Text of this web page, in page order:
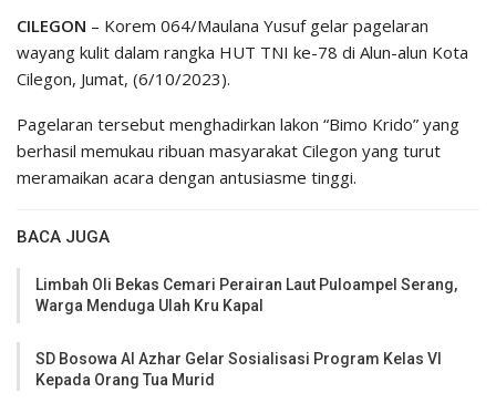
CILEGON – Korem 064/Maulana Yusuf gelar pagelaran
wayang kulit dalam rangka HUT TNI ke-78 di Alun-alun Kota
Cilegon, Jumat, (6/10/2023).
Pagelaran tersebut menghadirkan lakon “Bimo Krido” yang
berhasil memukau ribuan masyarakat Cilegon yang turut
meramaikan acara dengan antusiasme tinggi.
BACA JUGA
Limbah Oli Bekas Cemari Perairan Laut Puloampel Serang,
Warga Menduga Ulah Kru Kapal
SD Bosowa Al Azhar Gelar Sosialisasi Program Kelas VI
Kepada Orang Tua Murid